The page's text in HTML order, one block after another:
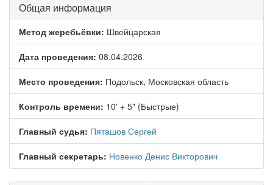
Общая информация
Метод жеребьёвки: Швейцарская
Дата проведения: 08.04.2026
Место проведения: Подольск, Московская область
Контроль времени: 10' + 5" (Быстрые)
Главный судья: Пяташов Сергей
Главный секретарь: Новенко Денис Викторович